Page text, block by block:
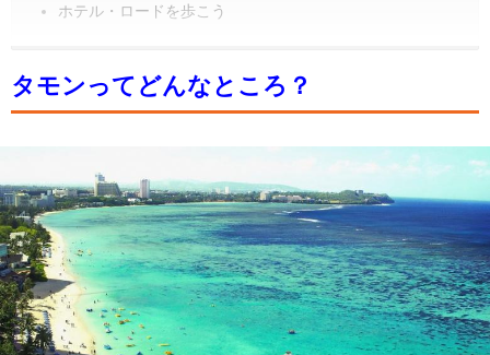
ホテル・ロードを歩こう
タモンってどんなところ？